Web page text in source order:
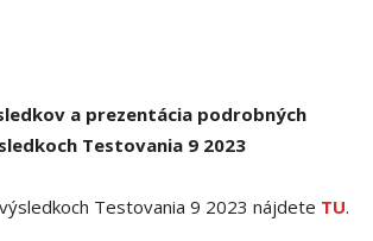
a prezentácia podrobných
Testovania 9 2023
Testovania 9 2023 nájdete TU.